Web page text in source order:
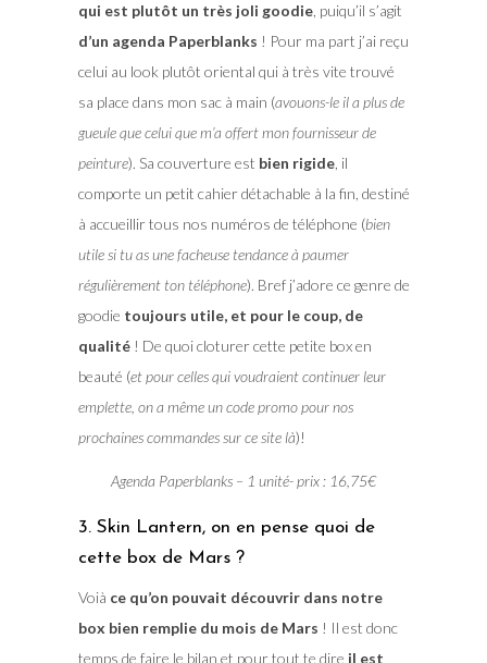
qui est plutôt un très joli goodie, puiqu’il s’agit
d’un agenda Paperblanks ! Pour ma part j’ai reçu
celui au look plutôt oriental qui à très vite trouvé
sa place dans mon sac à main (avouons-le il a plus de
gueule que celui que m’a offert mon fournisseur de
peinture). Sa couverture est bien rigide, il
comporte un petit cahier détachable à la fin, destiné
à accueillir tous nos numéros de téléphone (bien
utile si tu as une facheuse tendance à paumer
régulièrement ton téléphone). Bref j’adore ce genre de
goodie toujours utile, et pour le coup, de
qualité! De quoi cloturer cette petite box en
beauté (et pour celles qui voudraient continuer leur
emplette, on a même un code promo pour nos
prochaines commandes sur ce site là)!
Agenda Paperblanks – 1 unité- prix : 16,75€
3. Skin Lantern, on en pense quoi de
cette box de Mars ?
Voià ce qu’on pouvait découvrir dans notre
box bien remplie du mois de Mars ! Il est donc
temps de faire le bilan et pour tout te dire il est